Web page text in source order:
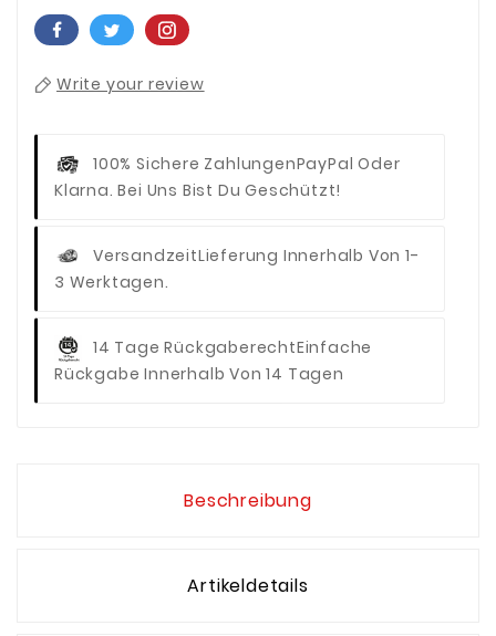
Write your review
100% Sichere ZahlungenPayPal Oder
Klarna. Bei Uns Bist Du Geschützt!
VersandzeitLieferung Innerhalb Von 1-
3 Werktagen.
14 Tage RückgaberechtEinfache
Rückgabe Innerhalb Von 14 Tagen
Beschreibung
Artikeldetails